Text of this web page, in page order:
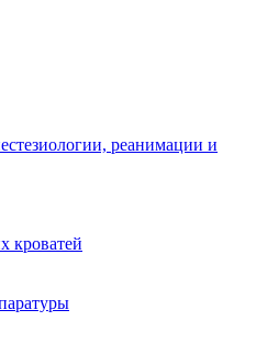
реанимации и
кроватей